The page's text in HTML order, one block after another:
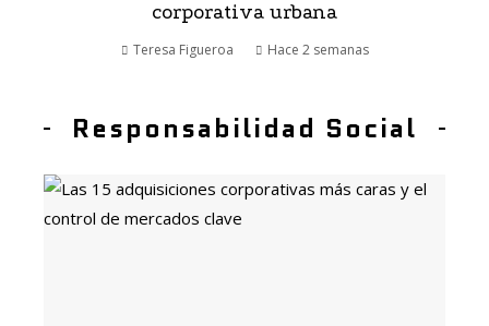
corporativa urbana
Teresa Figueroa Hace 2 semanas
Responsabilidad Social